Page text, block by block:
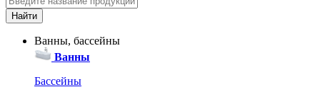
Ванны, бассейны
Ванны
Бассейны